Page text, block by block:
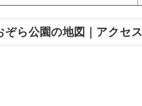
ぞら公園の地図｜アクセス